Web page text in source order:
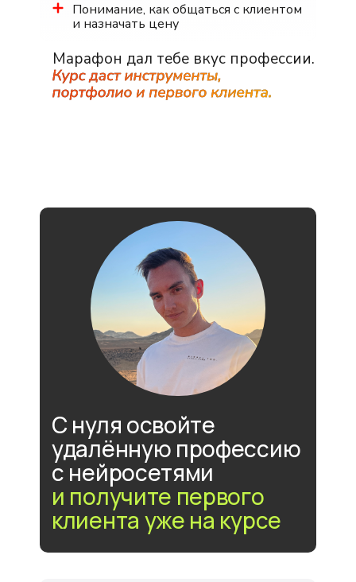
Марафон дал тебе вкус профессии.
Понимание, как общаться с клиентом
и назначать цену
С нуля освойте
удалённую профессию
с нейросетями
и получите первого
клиента уже на курсе